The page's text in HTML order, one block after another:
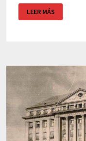
DE
LUJO
LEER MÁS